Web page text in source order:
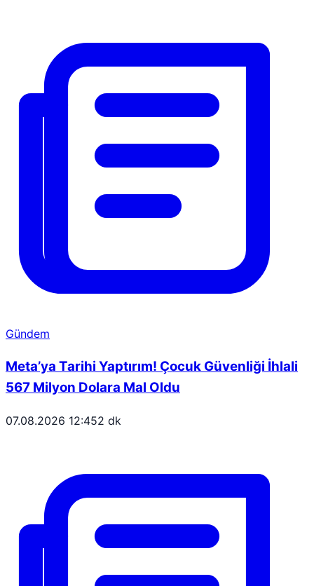
Gündem
Meta’ya Tarihi Yaptırım! Çocuk Güvenliği İhlali
567 Milyon Dolara Mal Oldu
07.08.2026 12:452 dk